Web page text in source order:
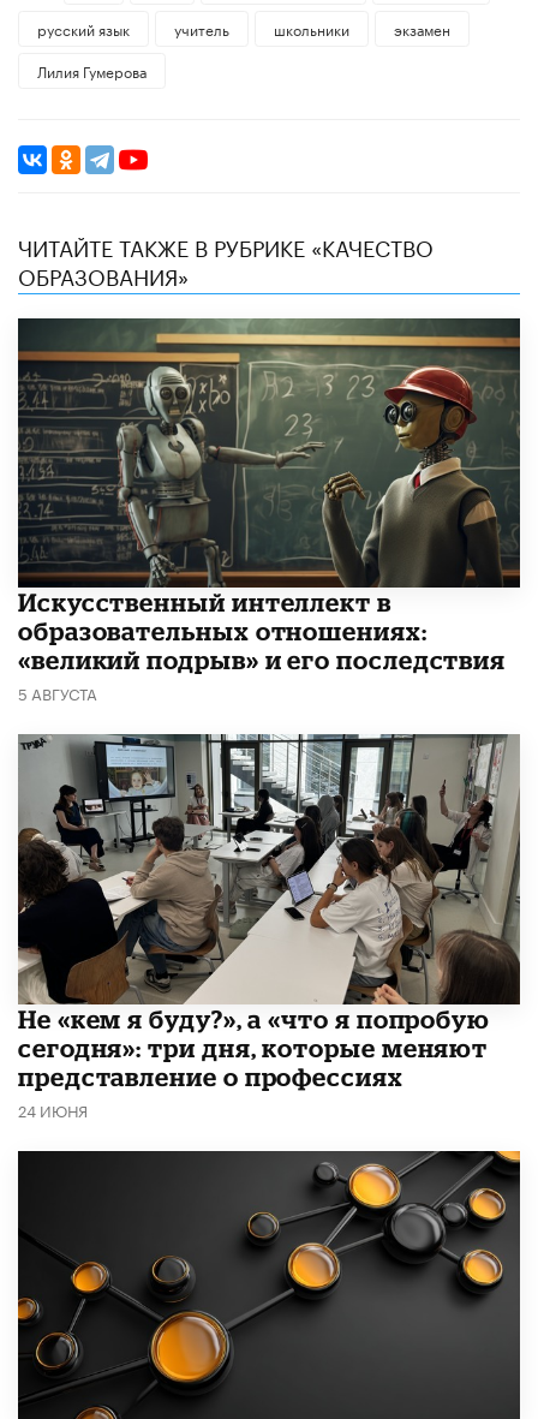
русский язык
учитель школьники
экзамен
Лилия Гумерова
ЧИТАЙТЕ ТАКЖЕ В РУБРИКЕ «КАЧЕСТВО
ОБРАЗОВАНИЯ»
​Искусственный интеллект в
образовательных отношениях:
«великий подрыв» и его последствия
5 АВГУСТА
Не «кем я буду?», а «что я попробую
сегодня»: три дня, которые меняют
представление о профессиях
24 ИЮНЯ